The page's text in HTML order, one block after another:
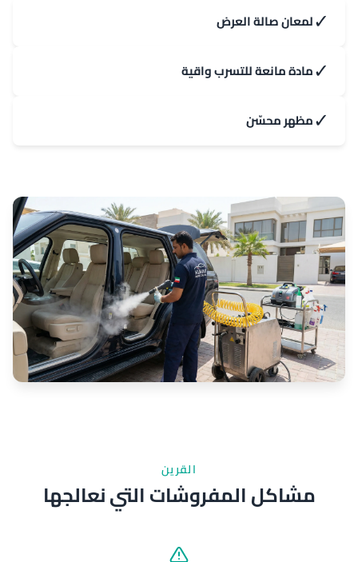
✓لمعان صالة العرض
✓مادة مانعة للتسرب واقية
✓مظهر محسّن
القرين
مشاكل المفروشات التي نعالجها